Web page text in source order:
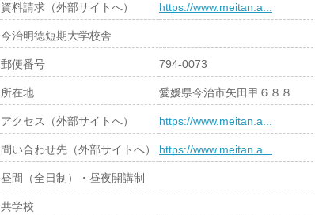
資料請求（外部サイトへ） https://www.meitan.a...
今治明徳短期大学校舎
郵便番号 794-0073
所在地 愛媛県今治市矢田甲６８８
アクセス（外部サイトへ） https://www.meitan.a...
問い合わせ先（外部サイトへ） https://www.meitan.a...
昼間（全日制）・昼夜開講制
共学校